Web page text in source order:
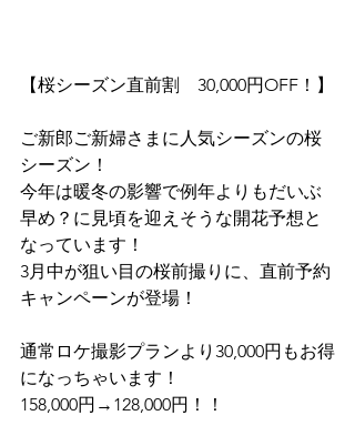
【桜シーズン直前割　30,000円OFF！】
ご新郎ご新婦さまに人気シーズンの桜
シーズン！
今年は暖冬の影響で例年よりもだいぶ
早め？に見頃を迎えそうな開花予想と
なっています！
3月中が狙い目の桜前撮りに、直前予約
キャンペーンが登場！
通常ロケ撮影プランより30,000円もお得
になっちゃいます！
158,000円→128,000円！！